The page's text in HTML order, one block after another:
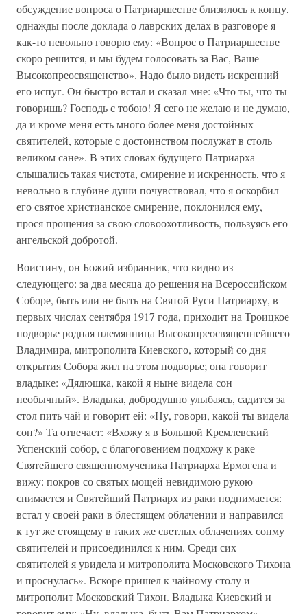
обсуждение вопроса о Патриаршестве близилось к концу,
однажды после доклада о лаврских делах в разговоре я
как-то невольно говорю ему: «Вопрос о Патриаршестве
скоро решится, и мы будем голосовать за Вас, Ваше
Высокопреосвященство». Надо было видеть искренний
его испуг. Он быстро встал и сказал мне: «Что ты, что ты
говоришь? Господь с тобою! Я сего не желаю и не думаю,
да и кроме меня есть много более меня достойных
святителей, которые с достоинством послужат в столь
великом сане». В этих словах будущего Патриарха
слышались такая чистота, смирение и искренность, что я
невольно в глубине души почувствовал, что я оскорбил
его святое христианское смирение, поклонился ему,
прося прощения за свою словоохотливость, пользуясь его
ангельской добротой.
Воистину, он Божий избранник, что видно из
следующего: за два месяца до решения на Всероссийском
Соборе, быть или не быть на Святой Руси Патриарху, в
первых числах сентября 1917 года, приходит на Троицкое
подворье родная племянница Высокопреосвященнейшего
Владимира, митрополита Киевского, который со дня
открытия Собора жил на этом подворье; она говорит
владыке: «Дядюшка, какой я ныне видела сон
необычный». Владыка, добродушно улыбаясь, садится за
стол пить чай и говорит ей: «Ну, говори, какой ты видела
сон?» Та отвечает: «Вхожу я в Большой Кремлевский
Успенский собор, с благоговением подхожу к раке
Святейшего священномученика Патриарха Ермогена и
вижу: покров со святых мощей невидимою рукою
снимается и Святейший Патриарх из раки поднимается:
встал у своей раки в блестящем облачении и направился
к тут же стоящему в таких же светлых облачениях сонму
святителей и присоединился к ним. Среди сих
святителей я увидела и митрополита Московского Тихона
и проснулась». Вскоре пришел к чайному столу и
митрополит Московский Тихон. Владыка Киевский и